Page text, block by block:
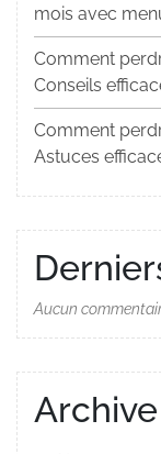
mois avec
Comment
Conseils
Comment
Astuces
Aucun
Archive